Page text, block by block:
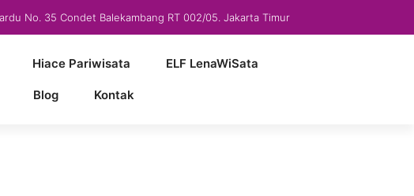
No. 35 Condet Balekambang RT 002/05. Jakarta Timur
Hiace Pariwisata ELF LenaWiSata
Blog Kontak